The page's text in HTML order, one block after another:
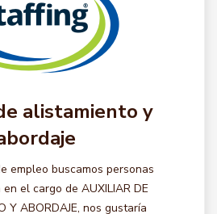
alistamiento y
empleo buscamos personas
el cargo de AUXILIAR DE
Y ABORDAJE, nos gustaría